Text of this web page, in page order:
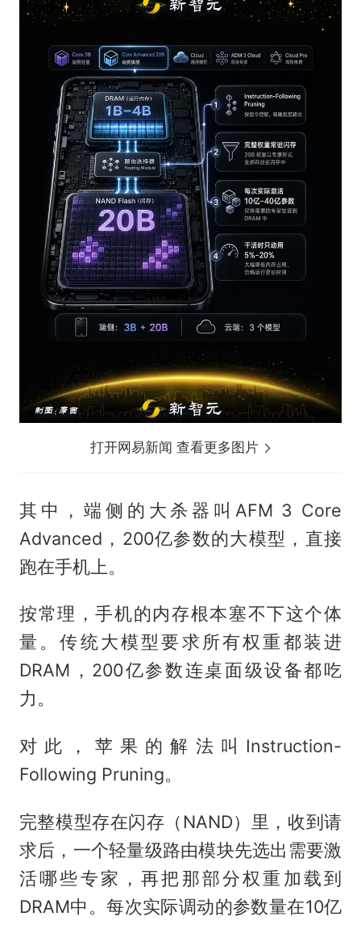
打开网易新闻 查看更多图片
其中，端侧的大杀器叫AFM 3 Core
Advanced，200亿参数的大模型，直接
跑在手机上。
按常理，手机的内存根本塞不下这个体
量。传统大模型要求所有权重都装进
DRAM，200亿参数连桌面级设备都吃
力。
对此，苹果的解法叫Instruction-
Following Pruning。
完整模型存在闪存（NAND）里，收到请
求后，一个轻量级路由模块先选出需要激
活哪些专家，再把那部分权重加载到
DRAM中。每次实际调动的参数量在10亿